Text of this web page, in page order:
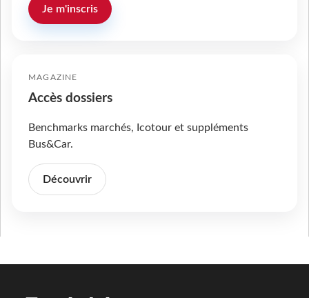
Je m'inscris
MAGAZINE
Accès dossiers
Benchmarks marchés, Icotour et suppléments
Bus&Car.
Découvrir